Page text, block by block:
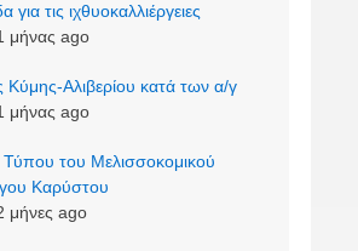
για τις ιχθυοκαλλιέργειες
μήνας ago
Κύμης-Αλιβερίου κατά των α/γ
μήνας ago
Τύπου του Μελισσοκομικού
Καρύστου
μήνες ago